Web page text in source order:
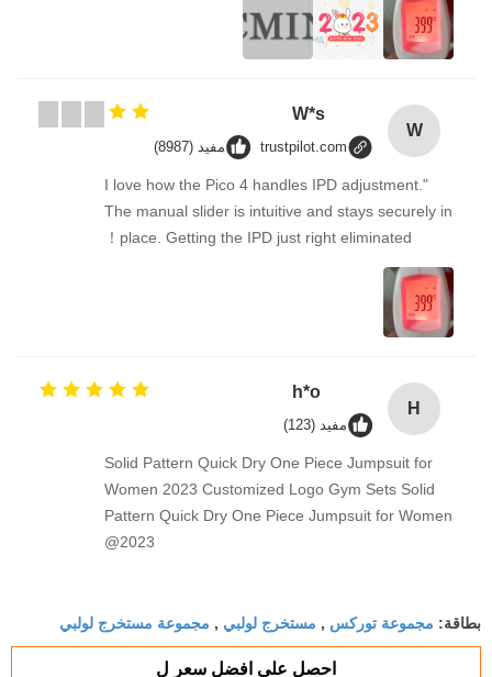
W
W*s
trustpilot.com مفيد (8987)
"I love how the Pico 4 handles IPD adjustment.
The manual slider is intuitive and stays securely in
place. Getting the IPD just right eliminated！
H
h*o
مفيد (123)
Solid Pattern Quick Dry One Piece Jumpsuit for
Women 2023 Customized Logo Gym Sets Solid
Pattern Quick Dry One Piece Jumpsuit for Women
2023@
بطاقة: مجموعة توركس , مستخرج لولبي , مجموعة مستخرج لولبي
احصل على افضل سعر ل